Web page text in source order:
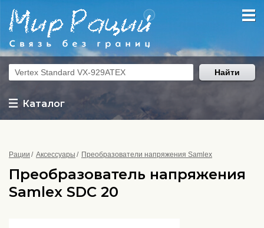
Каталог
Найти
Рации Аксессуары Преобразователи напряжения Samlex
Преобразователь напряжения
Samlex SDC 20